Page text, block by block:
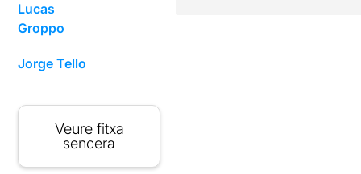
Lucas
Groppo
Jorge Tello
Veure fitxa
sencera